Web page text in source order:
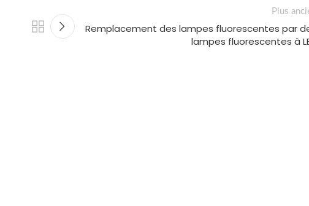
Plus
Remplacement des lampes fluorescentes par
lampes fluorescentes à